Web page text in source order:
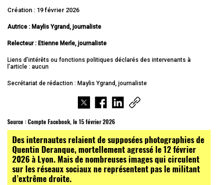
Création : 19 février 2026
Autrice : Maylis Ygrand, journaliste
Relecteur : Etienne Merle, journaliste
Liens d’intérêts ou fonctions politiques déclarés des intervenants à
l’article : aucun
Secrétariat de rédaction : Maylis Ygrand, journaliste
Source :Compte Facebook, le 15 février 2026
Des internautes relaient de supposées photographies de
Quentin Deranque, mortellement agressé le 12 février
2026 à Lyon. Mais de nombreuses images qui circulent
sur les réseaux sociaux ne représentent pas le militant
d’extrême droite.